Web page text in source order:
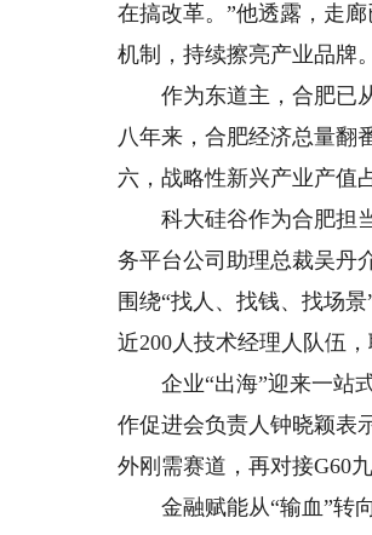
在搞改革。”他透露，走
机制，持续擦亮产业品牌
作为东道主，合肥已从
八年来，合肥经济总量翻
六，战略性新兴产业产值
科大硅谷作为合肥担当
务平台公司助理总裁吴丹
围绕“找人、找钱、找场
近200人技术经理人队伍
企业“出海”迎来一站式
作促进会负责人钟晓颖表
外刚需赛道，再对接G60
金融赋能从“输血”转向